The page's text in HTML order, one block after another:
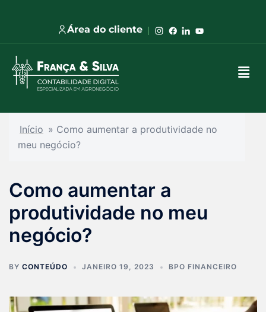
Área do cliente
Início » Como aumentar a produtividade no
meu negócio?
Como aumentar a
produtividade no meu
negócio?
BY CONTEÚDO JANEIRO 19, 2023 BPO FINANCEIRO